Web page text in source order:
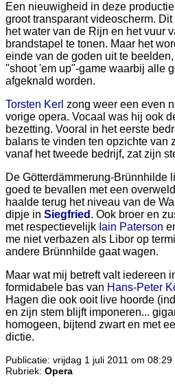
Een nieuwigheid in deze
groot transparant videoscherm.
het water van de Rijn en het vuur
brandstapel te tonen. Maar het
einde van de goden uit te
"shoot 'em up"-game waarbij alle
afgeknald worden.
Torsten Kerl zong weer een even
vorige opera. Vocaal was hij ook
bezetting. Vooral in het eerste
balans te vinden ten opzichte van
vanaf het tweede bedrijf, zat zijn
De Götterdämmerung-Brünnhilde
goed te bevallen met een
haalde terug het niveau van de
dipje in Siegfried . Ook broer en
met respectievelijk Iain Paterson
me niet verbazen als Libor op
andere Brünnhilde gaat wagen.
Maar wat mij betreft valt iedereen
formidabele bas van Hans-Peter
Hagen die ook ooit live hoorde
en zijn stem blijft imponeren...
homogeen, bijtend zwart en met
dictie.
Publicatie: vrijdag 1 juli 2011 om 08:29
Rubriek: Opera